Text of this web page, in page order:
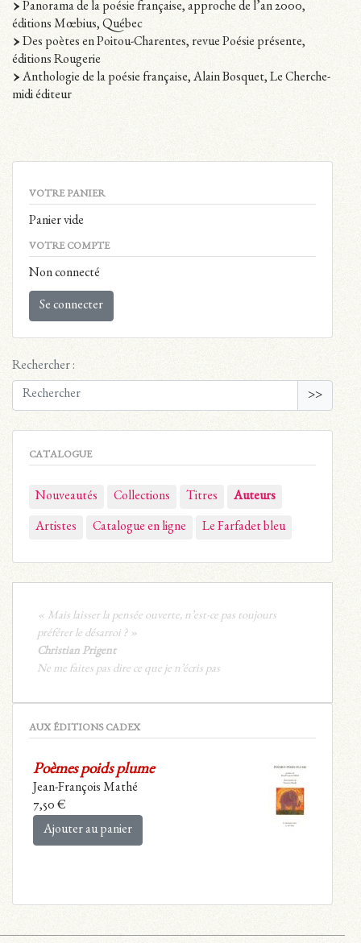
Panorama de la poésie française, approche de l’an 2000,
éditions Mœbius, Québec
Des poètes en Poitou-Charentes, revue Poésie présente,
éditions Rougerie
Anthologie de la poésie française, Alain Bosquet, Le Cherche-
midi éditeur
VOTRE PANIER
Panier vide
VOTRE COMPTE
Non connecté
Se connecter
Rechercher :
>>
CATALOGUE
Nouveautés Collections Titres Auteurs
Artistes Catalogue en ligne Le Farfadet bleu
« Mais laisser la pensée ouverte, n’est-ce pas toujours
préférer le désarroi ? »
Christian Prigent
Ne me faites pas dire ce que je n’écris pas
AUX ÉDITIONS CADEX
Poèmes poids plume
Jean-François Mathé
7,50 €
Ajouter au panier